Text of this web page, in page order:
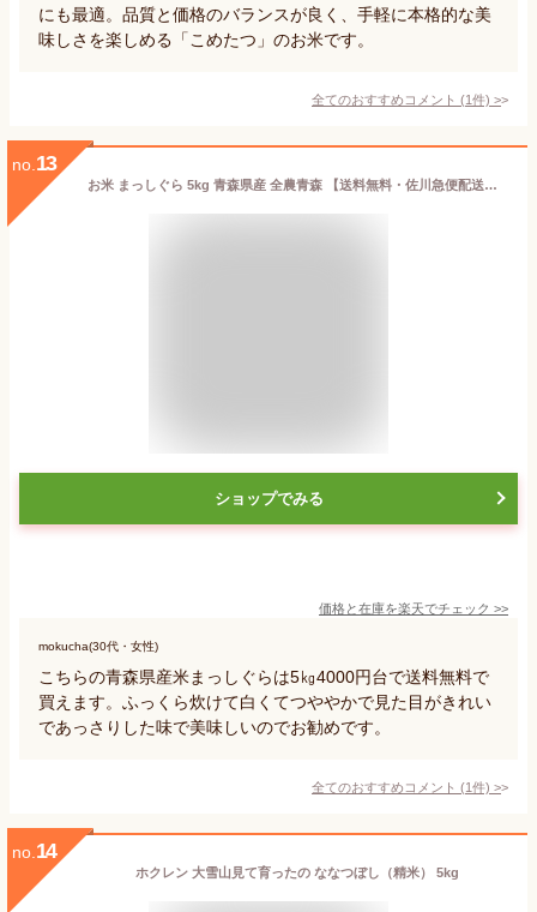
にも最適。品質と価格のバランスが良く、手軽に本格的な美
味しさを楽しめる「こめたつ」のお米です。
全てのおすすめコメント (1件) >
no. 13
お米 まっしぐら 5kg 青森県産 全農青森 【送料無料・佐川急便配送（沖縄県、離島を除く）】ふっくら ホクホク つややか あおもり米 おいしいお米 白米 売れてます 当店おすすめ
ショップでみる
価格と在庫を楽天でチェック >>
mokucha(30代・女性)
こちらの青森県産米まっしぐらは5㎏4000円台で送料無料で
買えます。ふっくら炊けて白くてつややかで見た目がきれい
であっさりした味で美味しいのでお勧めです。
全てのおすすめコメント (1件) >
no. 14
ホクレン 大雪山見て育ったの ななつぼし（精米） 5kg